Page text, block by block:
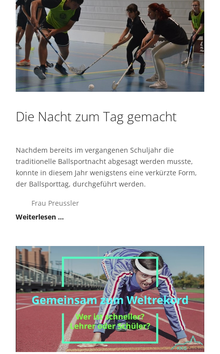
Die Nacht zum Tag gemacht
Nachdem bereits im vergangenen Schuljahr die
traditionelle Ballsportnacht abgesagt werden musste,
konnte in diesem Jahr wenigstens eine verkürzte Form,
der Ballsporttag, durchgeführt werden.
Frau Preussler
Weiterlesen …